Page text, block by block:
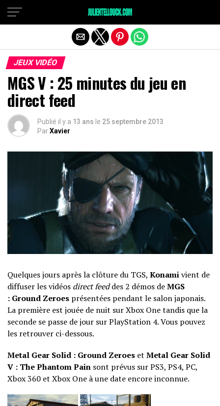
JEUX VIDÉO
MGS V : 25 minutes du jeu en
direct feed
Publié il y a 13 ans le 25 septembre 2013
ParXavier
Quelques jours après la clôture du TGS, Konamivient de
diffuser les vidéos direct feeddes 2 démos deMGS
: Ground Zeroes présentées pendant le salon japonais.
La première est jouée de nuit sur Xbox One tandis que la
seconde se passe de jour sur PlayStation 4. Vous pouvez
les retrouver ci-dessous.
Metal Gear Solid : Ground Zeroes et Metal Gear Solid
V : The Phantom Pain sont prévus sur PS3, PS4, PC,
Xbox 360 et Xbox One à une date encore inconnue.